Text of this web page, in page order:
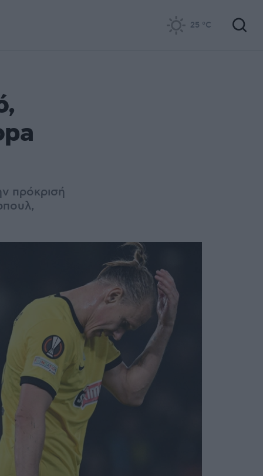
25 °C
πρόκρισή